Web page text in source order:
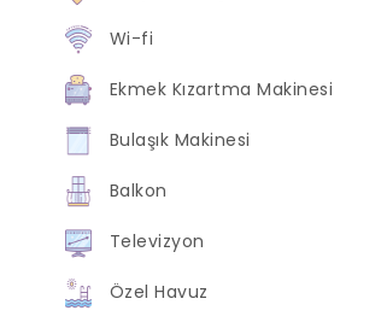
Wi-fi
Ekmek Kızartma Makinesi
Bulaşık Makinesi
Balkon
Televizyon
Özel Havuz